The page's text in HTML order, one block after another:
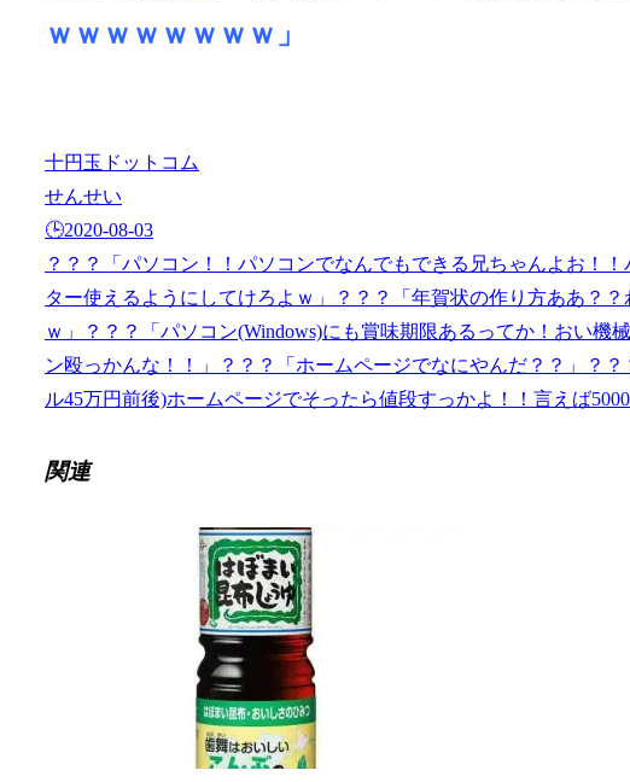
ｗｗｗｗｗｗｗｗ」
十円玉ドットコム
せんせい
🕒️2020-08-03
？？？「パソコン！！パソコンでなんでもできる兄ちゃんよお！
ター使えるようにしてけろよｗ」？？？「年賀状の作り方ああ？
ｗ」？？？「パソコン(Windows)にも賞味期限あるってか！おい
ン殴っかんな！！」？？？「ホームページでなにやんだ？？」？
ル45万円前後)ホームページでそったら値段すっかよ！！言えば
関連